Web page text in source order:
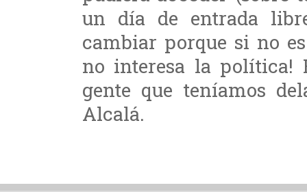
un día de entrada
cambiar porque si no
no interesa la política!
gente que teníamos
Alcalá.